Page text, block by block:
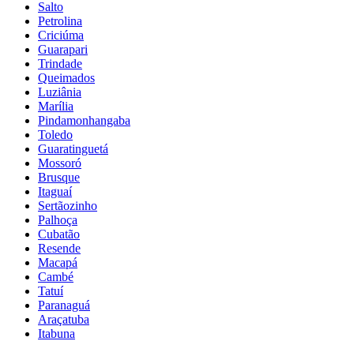
Salto
Petrolina
Criciúma
Guarapari
Trindade
Queimados
Luziânia
Marília
Pindamonhangaba
Toledo
Guaratinguetá
Mossoró
Brusque
Itaguaí
Sertãozinho
Palhoça
Cubatão
Resende
Macapá
Cambé
Tatuí
Paranaguá
Araçatuba
Itabuna